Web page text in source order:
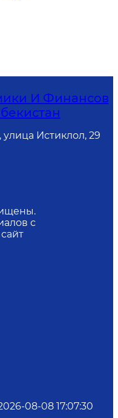
И Финансов
улица Истиклол, 29
с
08-08 17:07:30